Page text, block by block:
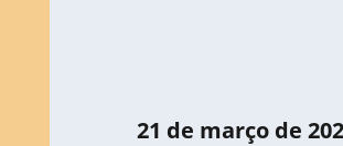
21 de março de